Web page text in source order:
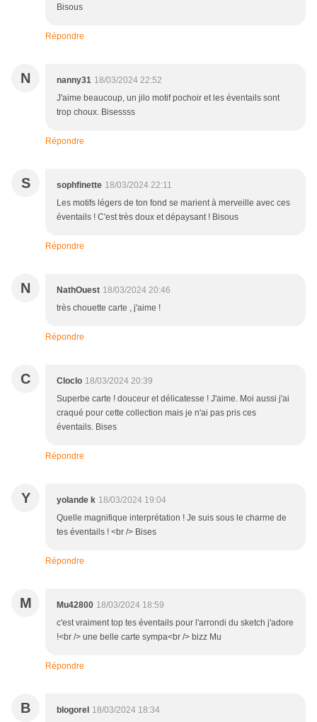
Bisous
Répondre
N nanny31 18/03/2024 22:52
J'aime beaucoup, un jilo motif pochoir et les éventails sont
trop choux. Bisessss
Répondre
S sophfinette 18/03/2024 22:11
Les motifs légers de ton fond se marient à merveille avec ces
éventails ! C'est très doux et dépaysant ! Bisous
Répondre
N NathOuest 18/03/2024 20:46
très chouette carte , j'aime !
Répondre
C Cloclo 18/03/2024 20:39
Superbe carte ! douceur et délicatesse ! J'aime. Moi aussi j'ai
craqué pour cette collection mais je n'ai pas pris ces
éventails. Bises
Répondre
Y yolande k 18/03/2024 19:04
Quelle magnifique interprétation ! Je suis sous le charme de
tes éventails ! <br /> Bises
Répondre
M Mu42800 18/03/2024 18:59
c'est vraiment top tes éventails pour l'arrondi du sketch j'adore
!<br /> une belle carte sympa<br /> bizz Mu
Répondre
B blogorel 18/03/2024 18:34